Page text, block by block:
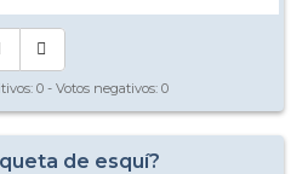
0 - Votos negativos: 0
de esquí?